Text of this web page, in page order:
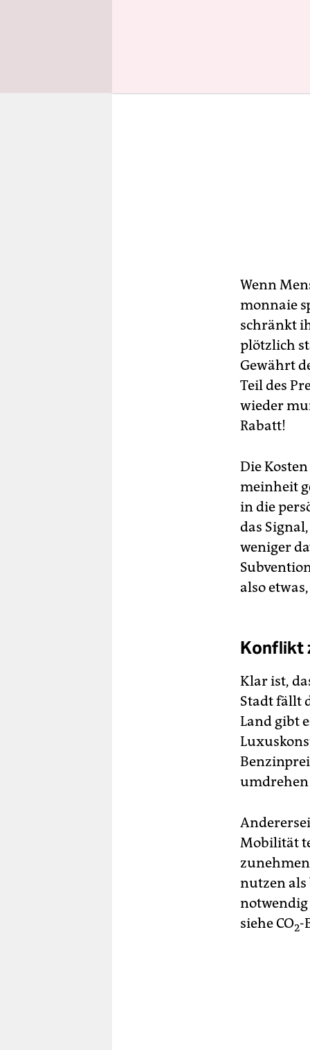
Wenn
monnaie
schränkt
plötzlich
Gewährt
Teil des
wieder
Rabatt!
Die
meinheit
in die
das
weniger
also
Konflikt
Klar ist,
Stadt fällt
Land gibt
Mobilität
nutzen
notwendig
siehe CO2-